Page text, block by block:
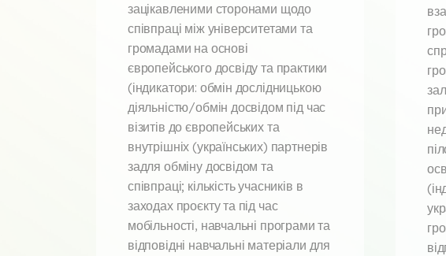
зацікавленими сторонами щодо
співпраці між університетами та
громадами на основі
європейського досвіду та практики
(індикатори: обмін дослідницькою
діяльністю/обмін досвідом під час
візитів до європейських та
внутрішніх (українських) партнерів
задля обміну досвідом та
співпраці; кількість учасників в
заходах проєкту та під час
мобільності, навчальні програми та
відповідні навчальні матеріали для